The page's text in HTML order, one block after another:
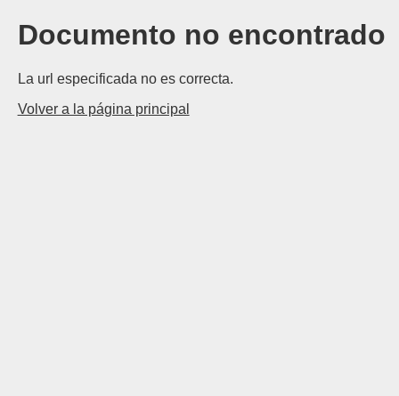
Documento no encontrado
La url especificada no es correcta.
Volver a la página principal